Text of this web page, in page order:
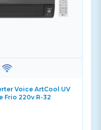
Voice ArtCool UV
Frio 220v R-32